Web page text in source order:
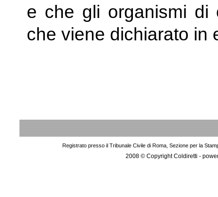
e che gli organismi di
che viene dichiarato in
Registrato presso il Tribunale Civile di Roma, Sezione per la
2008 © Copyright Coldiretti -